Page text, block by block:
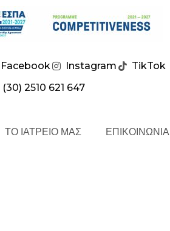
Facebook Instagram
TikTok
(30) 2510 621 647
ΤΟ ΙΑΤΡΕΙΟ ΜΑΣ ΕΠΙΚΟΙΝΩΝΙΑ